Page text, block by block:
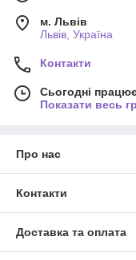
м. Львів
Львів, Україна
Контакти
Сьогодні
Показати весь
Про нас
Контакти
Доставка та оплата